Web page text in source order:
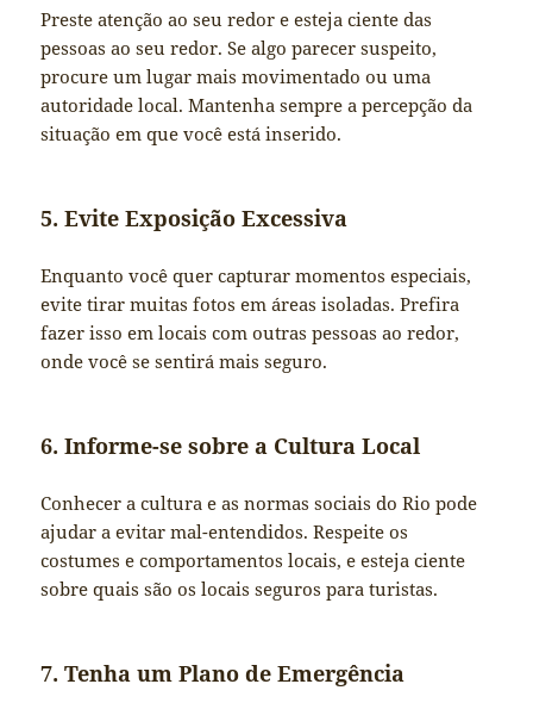
Preste atenção ao seu redor e esteja ciente das
pessoas ao seu redor. Se algo parecer suspeito,
procure um lugar mais movimentado ou uma
autoridade local. Mantenha sempre a percepção da
situação em que você está inserido.
5. Evite Exposição Excessiva
Enquanto você quer capturar momentos especiais,
evite tirar muitas fotos em áreas isoladas. Prefira
fazer isso em locais com outras pessoas ao redor,
onde você se sentirá mais seguro.
6. Informe-se sobre a Cultura Local
Conhecer a cultura e as normas sociais do Rio pode
ajudar a evitar mal-entendidos. Respeite os
costumes e comportamentos locais, e esteja ciente
sobre quais são os locais seguros para turistas.
7. Tenha um Plano de Emergência